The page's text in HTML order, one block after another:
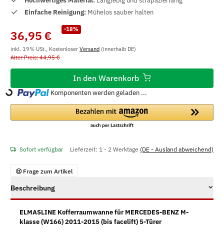
Einfache Reinigung: Mühelos sauber halten
-18%
36,95 €
inkl. 19% USt., Kostenloser Versand (innerhalb DE)
Alter Preis: 44,95 €
In den Warenkorb
Loading... Komponenten werden geladen ...
Sofort verfügbar Lieferzeit: 1 - 2 Werktage (DE - Ausland abweichend)
Frage zum Artikel
Beschreibung
ELMASLINE Kofferraumwanne für MERCEDES-BENZ M-
klasse (W166) 2011-2015 (bis facelift) 5-Türer